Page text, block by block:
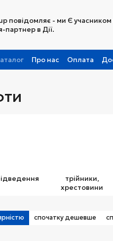
повідомляє - ми Є
партнер в Дії.
Про нас Оплата
Партнерська програма
трійники,
хрестовини
спочатку дешевше